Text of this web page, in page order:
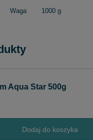
Waga 1000 g
Aqua Star 500g
Dodaj do koszyka